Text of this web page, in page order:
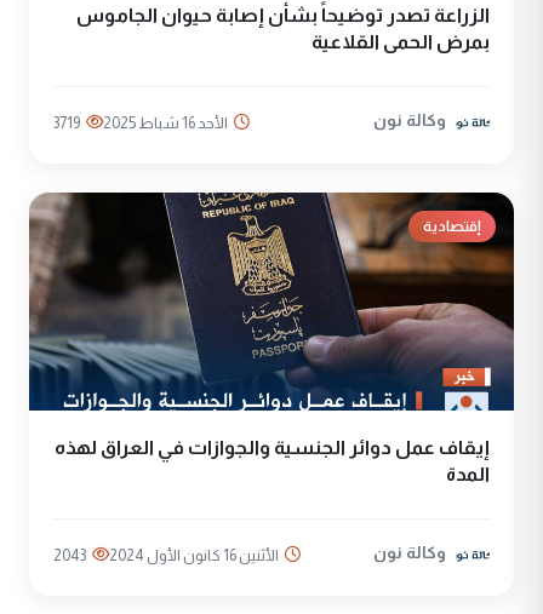
الزراعة تصدر توضيحاً بشأن إصابة حيوان الجاموس
بمرض الحمى القلاعية
وكالة نون الأحد 16 شباط 2025 3719
إقتصادية
إيقاف عمل دوائر الجنسية والجوازات في العراق لهذه
المدة
وكالة نون الأثنين 16 كانون الأول 2024 2043